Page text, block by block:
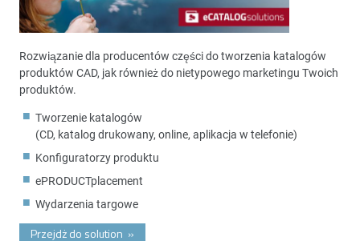
Rozwiązanie dla producentów części do tworzenia katalogów
produktów CAD, jak również do nietypowego marketingu Twoich
produktów.
Tworzenie katalogów
(CD, katalog drukowany, online, aplikacja w telefonie)
Konfiguratorzy produktu
ePRODUCTplacement
Wydarzenia targowe
Przejdż do solution »